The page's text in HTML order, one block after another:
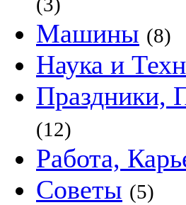
Машины (8)
Наука и
Праздники,
(12)
Работа,
Советы (5)